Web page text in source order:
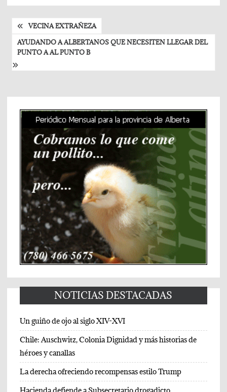
Post
navigation
VECINA EXTRAÑEZA
AYUDANDO A ALBERTANOS QUE NECESITEN LLEGAR DEL
PUNTO A AL PUNTO B
NOTICIAS DESTACADAS
Un guiño de ojo al siglo XIV-XVI
Chile: Auschwitz, Colonia Dignidad y más historias de
héroes y canallas
La derecha ofreciendo recompensas estilo Trump